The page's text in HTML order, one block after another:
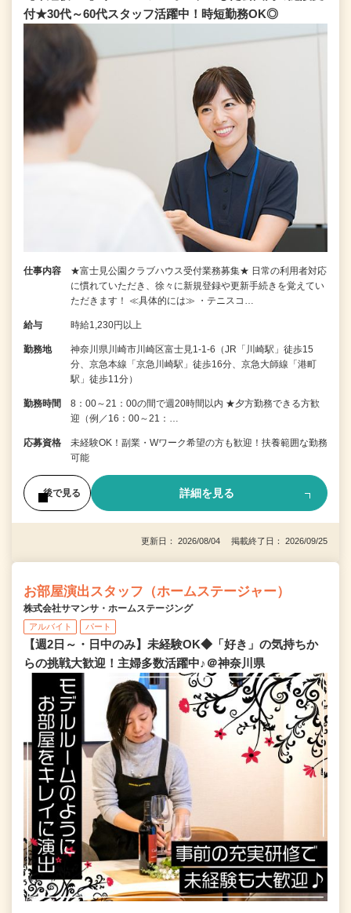
付★30代～60代スタッフ活躍中！時短勤務OK◎
仕事内容
★富士見公園クラブハウス受付業務募集★ 日常の利用者対応
に慣れていただき、徐々に新規登録や更新手続きを覚えてい
ただきます！ ≪具体的には≫ ・テニスコ…
給与 時給1,230円以上
勤務地
神奈川県川崎市川崎区富士見1-1-6（JR「川崎駅」徒歩15
分、京急本線「京急川崎駅」徒歩16分、京急大師線「港町
駅」徒歩11分）
勤務時間
8：00～21：00の間で週20時間以内 ★夕方勤務できる方歓
迎（例／16：00～21：…
応募資格
未経験OK！副業・Wワーク希望の方も歓迎！扶養範囲な勤務
可能
後で見る 詳細を見る
更新日： 2026/08/04 掲載終了日： 2026/09/25
お部屋演出スタッフ（ホームステージャー）
株式会社サマンサ・ホームステージング
アルバイト パート
【週2日～・日中のみ】未経験OK◆「好き」の気持ちか
らの挑戦大歓迎！主婦多数活躍中♪＠神奈川県